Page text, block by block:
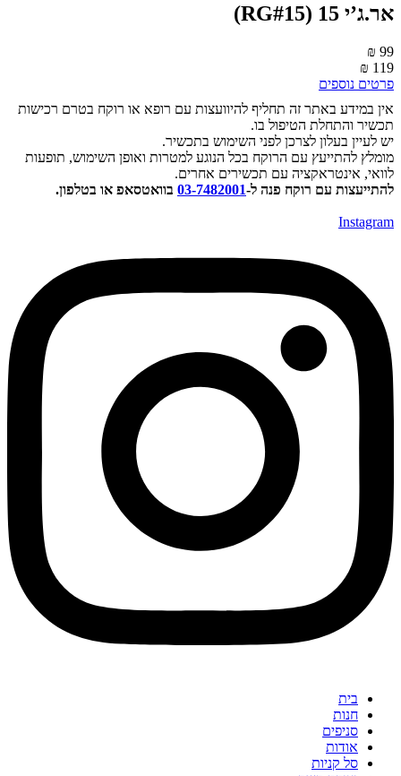
‮אר.ג’י 51 ‬(RG#15)
99 ₪
119 ₪
פרטים נוספים
אין במידע באתר זה תחליף להיוועצות עם רופא או רוקח בטרם רכישות
תכשיר והתחלת הטיפול בו.
יש לעיין בעלון לצרכן לפני השימוש בתכשיר.
מומלץ להתייעץ עם הרוקח בכל הנוגע למטרות ואופן השימוש, תופעות
לוואי, אינטראקציה עם תכשירים אחרים.
להתייעצות עם רוקח פנה ל-03-7482001בוואטסאפ או בטלפון.
Instagram
בית
חנות
סניפים
אודות
סל קניות